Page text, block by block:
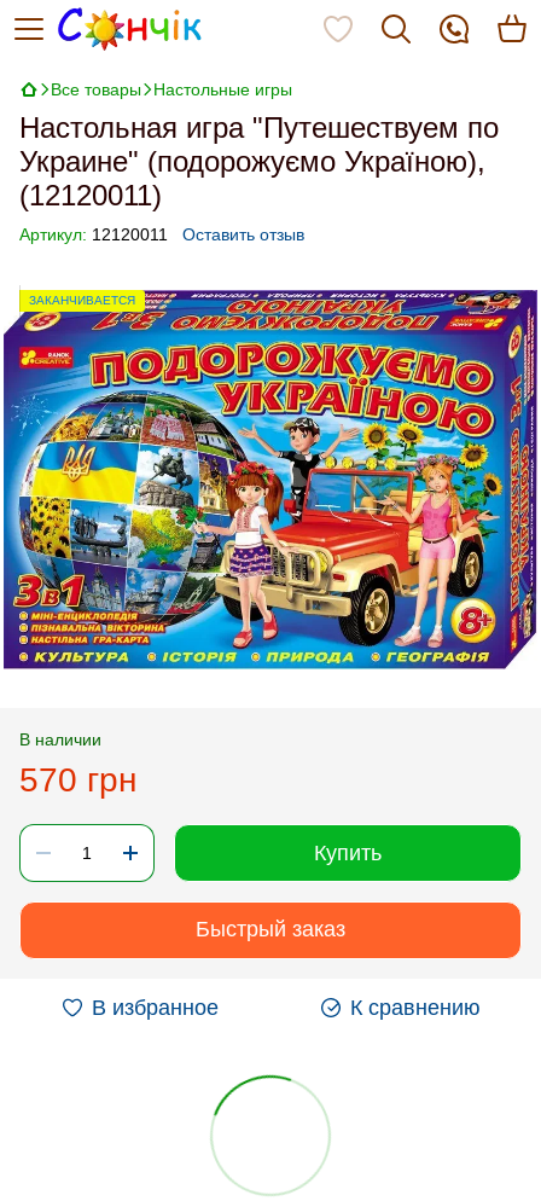
Все товары Настольные игры
Настольная игра "Путешествуем по
Украине" (подорожуємо Україною),
(12120011)
Артикул: 12120011 Оставить отзыв
ЗАКАНЧИВАЕТСЯ
В наличии
570 грн
Купить
Быстрый заказ
В избранное К сравнению